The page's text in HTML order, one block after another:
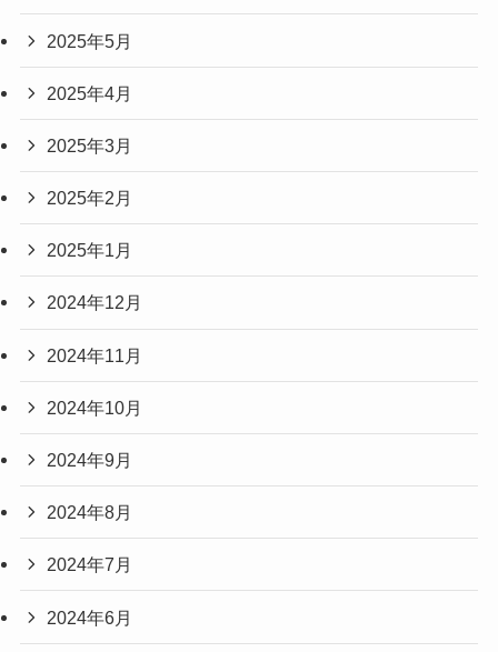
2025年5月
2025年4月
2025年3月
2025年2月
2025年1月
2024年12月
2024年11月
2024年10月
2024年9月
2024年8月
2024年7月
2024年6月